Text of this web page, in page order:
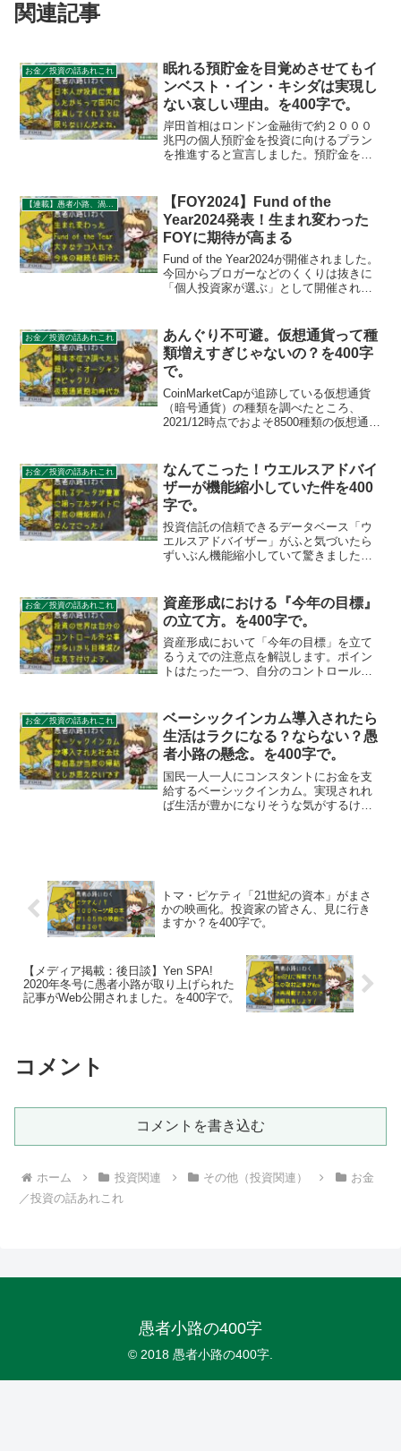
関連記事
お金／投資の話あれこれ
眠れる預貯金を目覚めさせてもイ
ンベスト・イン・キシダは実現し
ない哀しい理由。を400字で。
岸田首相はロンドン金融街で約２０００
兆円の個人預貯金を投資に向けるプラン
を推進すると宣言しました。預貯金を投
はその多くが海外に向かってしまいま
す。現にわたくし愚者小路も資産の9割以
上が海外資産です。
【連載】愚者小路、渦中の現場から。
【FOY2024】Fund of the
Year2024発表！生まれ変わった
FOYに期待が高まる
Fund of the Year2024が開催されました。
今回からブロガーなどのくくりは抜きに
「個人投資家が選ぶ」として開催されま
実行委員会の皆様の名采配には頭が上が
りません。
お金／投資の話あれこれ
あんぐり不可避。仮想通貨って種
類増えすぎじゃないの？を400字
で。
CoinMarketCapが追跡している仮想通貨
（暗号通貨）の種類を調べたところ、
2021/12時点でおよそ8500種類の仮想通貨
で際限なく増えてしまうと実用における
利便性は皆無と言っていいでしょう。こ
れから厳選が必要そうです。
お金／投資の話あれこれ
なんてこった！ウエルスアドバイ
ザーが機能縮小していた件を400
字で。
投資信託の信頼できるデータベース「ウ
エルスアドバイザー」がふと気づいたら
ずいぶん機能縮小していて驚きました。
われ愚者小路もションボリ。機能の大半
はアプリ「My投資信託」で見られます。
お金／投資の話あれこれ
資産形成における『今年の目標』
の立て方。を400字で。
資産形成において「今年の目標」を立て
るうえでの注意点を解説します。ポイン
トはたった一つ、自分のコントロール下
ターンに関する目標は立てる意味があり
ません。私としてのオススメ目標は「投
資ブログを開設して一年続けること」で
す。勉強にもなるのでオススメ。
お金／投資の話あれこれ
ベーシックインカム導入されたら
生活はラクになる？ならない？愚
者小路の懸念。を400字で。
国民一人一人にコンスタントにお金を支
給するベーシックインカム。実現されれ
ば生活が豊かになりそうな気がするけ
トマ・ピケティ「21世紀の資本」がまさ
かの映画化。投資家の皆さん、見に行き
ますか？を400字で。
【メディア掲載：後日談】Yen SPA!
2020年冬号に愚者小路が取り上げられた
記事がWeb公開されました。を400字で。
コメント
コメントを書き込む
ホーム 投資関連 その他（投資関連）
お金
／投資の話あれこれ
愚者小路の400字
© 2018 愚者小路の400字.